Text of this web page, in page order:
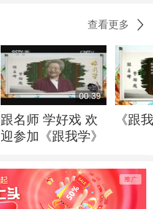
查看更多
00:39
跟名师 学好戏 欢
迎参加《跟我学》
《跟